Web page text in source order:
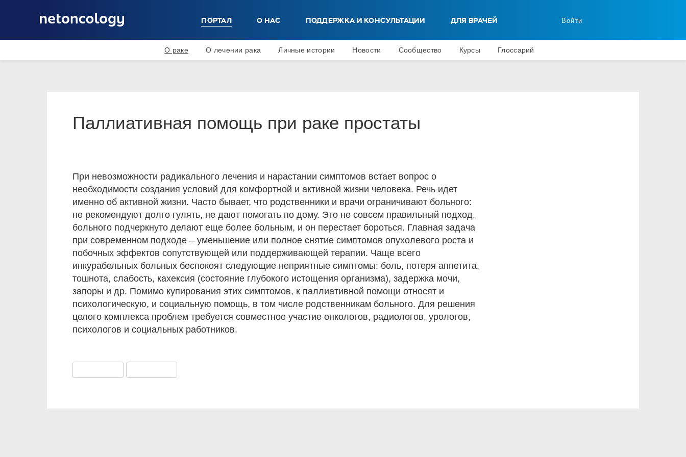
ПОРТАЛ О НАС ПОДДЕРЖКА И КОНСУЛЬТАЦИИ ДЛЯ ВРАЧЕЙ Войти
О раке О лечении рака Личные истории Новости Сообщество Курсы Глоссарий
Паллиативная помощь при раке простаты
При невозможности радикального лечения и нарастании симптомов встает вопрос о
необходимости создания условий для комфортной и активной жизни человека. Речь идет
именно об активной жизни. Часто бывает, что родственники и врачи ограничивают больного:
не рекомендуют долго гулять, не дают помогать по дому. Это не совсем правильный подход,
больного подчеркнуто делают еще более больным, и он перестает бороться. Главная задача
при современном подходе – уменьшение или полное снятие симптомов опухолевого роста и
побочных эффектов сопутствующей или поддерживающей терапии. Чаще всего
инкурабельных больных беспокоят следующие неприятные симптомы: боль, потеря аппетита,
тошнота, слабость, кахексия (состояние глубокого истощения организма), задержка мочи,
запоры и др. Помимо купирования этих симптомов, к паллиативной помощи относят и
психологическую, и социальную помощь, в том числе родственникам больного. Для решения
целого комплекса проблем требуется совместное участие онкологов, радиологов, урологов,
психологов и социальных работников.